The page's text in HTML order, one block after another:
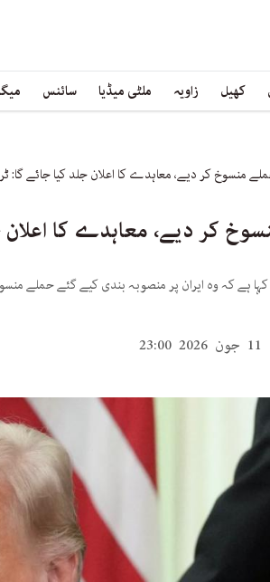
کھیل زاویہ ملٹی میڈیا سائنس
منسوخ کر دیے، معاہدے کا اعلان جلد کیا جائے گا:
کر دیے، معاہدے کا
ہے کہ وہ ایران پر منصوبہ بندی کیے گئے حملے